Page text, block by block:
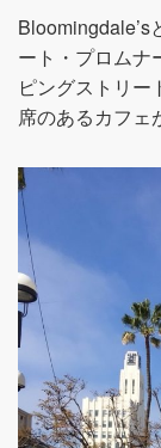
Bloomingdale’s
ート・プロムナ
ピングストリ
席のあるカフェ